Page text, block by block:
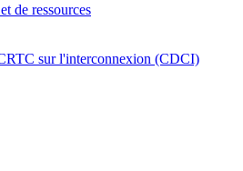
de ressources
sur l'interconnexion (CDCI)